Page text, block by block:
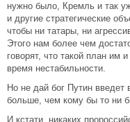
нужно было, Кремль и так
и другие стратегические
чтобы ни татары, ни
Этого нам более чем
говорят, что такой план
время нестабильности.
Но не дай бог Путин введет
больше, чем кому бы то ни
И кстати, никаких